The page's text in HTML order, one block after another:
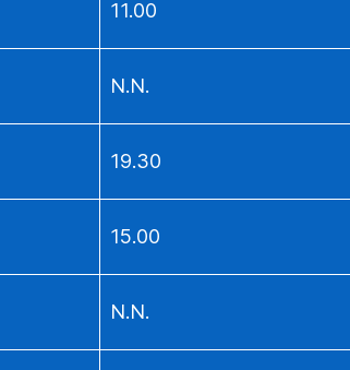
11.00
N.N.
19.30
15.00
N.N.